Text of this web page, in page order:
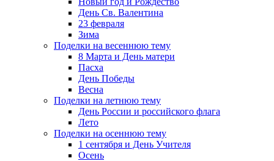
День Св. Валентина
23 февраля
Зима
Поделки на весеннюю тему
8 Марта и День матери
Пасха
День Победы
Весна
Поделки на летнюю тему
День России и российского флага
Лето
Поделки на осеннюю тему
1 сентября и День Учителя
Осень